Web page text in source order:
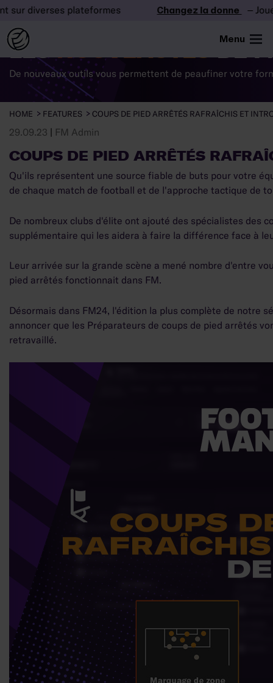
plateformes Changez la donne – Jouez
Menu
LES DE
De nouveaux outils vous permettent de peaufiner votre
HOME FEATURES COUPS DE PIED ARRÊTÉS RAFRAÎCHIS ET
29.09.23 | FM Admin
COUPS DE PIED ARRÊTÉS
Qu'ils représentent une source fiable de buts pour votre
de chaque match de football et de l'approche tactique de
De nombreux clubs d'élite ont ajouté des spécialistes des
supplémentaire qui les aidera à faire la différence face à
Leur arrivée sur la grande scène a mené nombre d'entre
pied arrêtés fonctionnait dans FM.
Désormais dans FM24, l'édition la plus complète de notre
annoncer que les Préparateurs de coups de pied arrêtés
retravaillé.